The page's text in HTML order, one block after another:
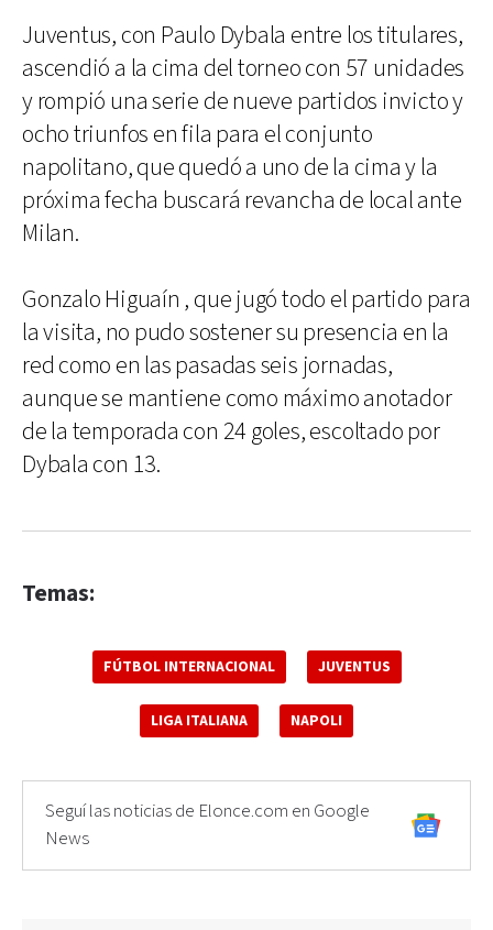
Juventus, con Paulo Dybala entre los titulares,
ascendió a la cima del torneo con 57 unidades
y rompió una serie de nueve partidos invicto y
ocho triunfos en fila para el conjunto
napolitano, que quedó a uno de la cima y la
próxima fecha buscará revancha de local ante
Milan.
Gonzalo Higuaín , que jugó todo el partido para
la visita, no pudo sostener su presencia en la
red como en las pasadas seis jornadas,
aunque se mantiene como máximo anotador
de la temporada con 24 goles, escoltado por
Dybala con 13.
Temas:
FÚTBOL INTERNACIONAL JUVENTUS
LIGA ITALIANA NAPOLI
Seguí las noticias de Elonce.com en Google
News